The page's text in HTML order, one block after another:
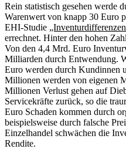
Rein statistisch gesehen werde
Warenwert von knapp 30 Euro
EHI-Studie
errechnet. Hinter den hohen
Von den 4,4 Mrd. Euro
Milliarden durch Entwendung.
Euro werden durch Kundinnen
Millionen werden von eigenen
Millionen Verlust gehen auf
Servicekräfte zurück, so die
Euro Schaden kommen durch
beispielsweise durch falsche
Einzelhandel schwächen die
Rendite.